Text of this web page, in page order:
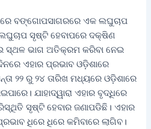
ବଙ୍ଗୋପସାଗରରେ ଏକ ଲଘୁଚାପ
ସୃଷ୍ଟି ହେବାପରେ ଦକ୍ଷିଣ
ସ୍ଥଳ ଭାଗ ଅତିକ୍ରମ କରିବା ନେଇ
ଏହାର ପ୍ରଭାବ ଓଡ଼ିଶାରେ
୨୨ ରୁ ୨୪ ତାରିଖ ମଧ୍ୟରେ ଓଡ଼ିଶାରେ
ଯାହାଦ୍ୱାରା ଏହାର ବୃଦ୍ଧିରେ
ସୃଷ୍ଟି ହେବାର ଜଣାପଡିଛି। ଏହାର
ଧିରେ ଧିରେ କମିବାରେ ଲାଗିବ।